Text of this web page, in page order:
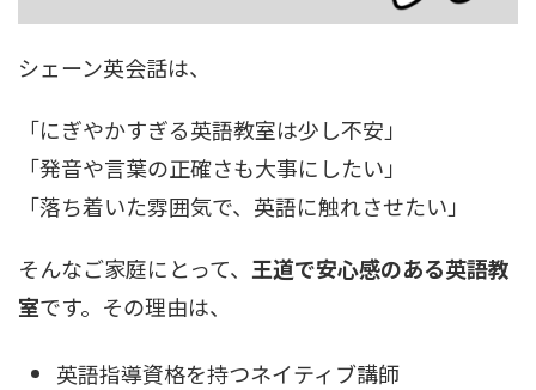
シェーン英会話は、
「にぎやかすぎる英語教室は少し不安」
「発音や言葉の正確さも大事にしたい」
「落ち着いた雰囲気で、英語に触れさせたい」
そんなご家庭にとって、 王道で安心感のある英語教
室です。その理由は、
英語指導資格を持つネイティブ講師